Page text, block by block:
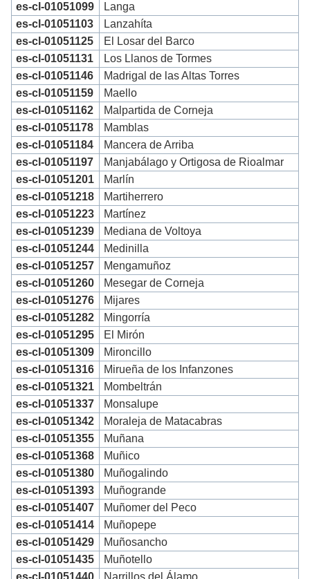
es-cl-01051099
Langa
es-cl-01051103
Lanzahíta
es-cl-01051125
El Losar del Barco
es-cl-01051131
Los Llanos de Tormes
es-cl-01051146
Madrigal de las Altas Torres
es-cl-01051159
Maello
es-cl-01051162
Malpartida de Corneja
es-cl-01051178
Mamblas
es-cl-01051184
Mancera de Arriba
es-cl-01051197
Manjabálago y Ortigosa de Rioalmar
es-cl-01051201
Marlín
es-cl-01051218
Martiherrero
es-cl-01051223
Martínez
es-cl-01051239
Mediana de Voltoya
es-cl-01051244
Medinilla
es-cl-01051257
Mengamuñoz
es-cl-01051260
Mesegar de Corneja
es-cl-01051276
Mijares
es-cl-01051282
Mingorría
es-cl-01051295
El Mirón
es-cl-01051309
Mironcillo
es-cl-01051316
Mirueña de los Infanzones
es-cl-01051321
Mombeltrán
es-cl-01051337
Monsalupe
es-cl-01051342
Moraleja de Matacabras
es-cl-01051355
Muñana
es-cl-01051368
Muñico
es-cl-01051380
Muñogalindo
es-cl-01051393
Muñogrande
es-cl-01051407
Muñomer del Peco
es-cl-01051414
Muñopepe
es-cl-01051429
Muñosancho
es-cl-01051435
Muñotello